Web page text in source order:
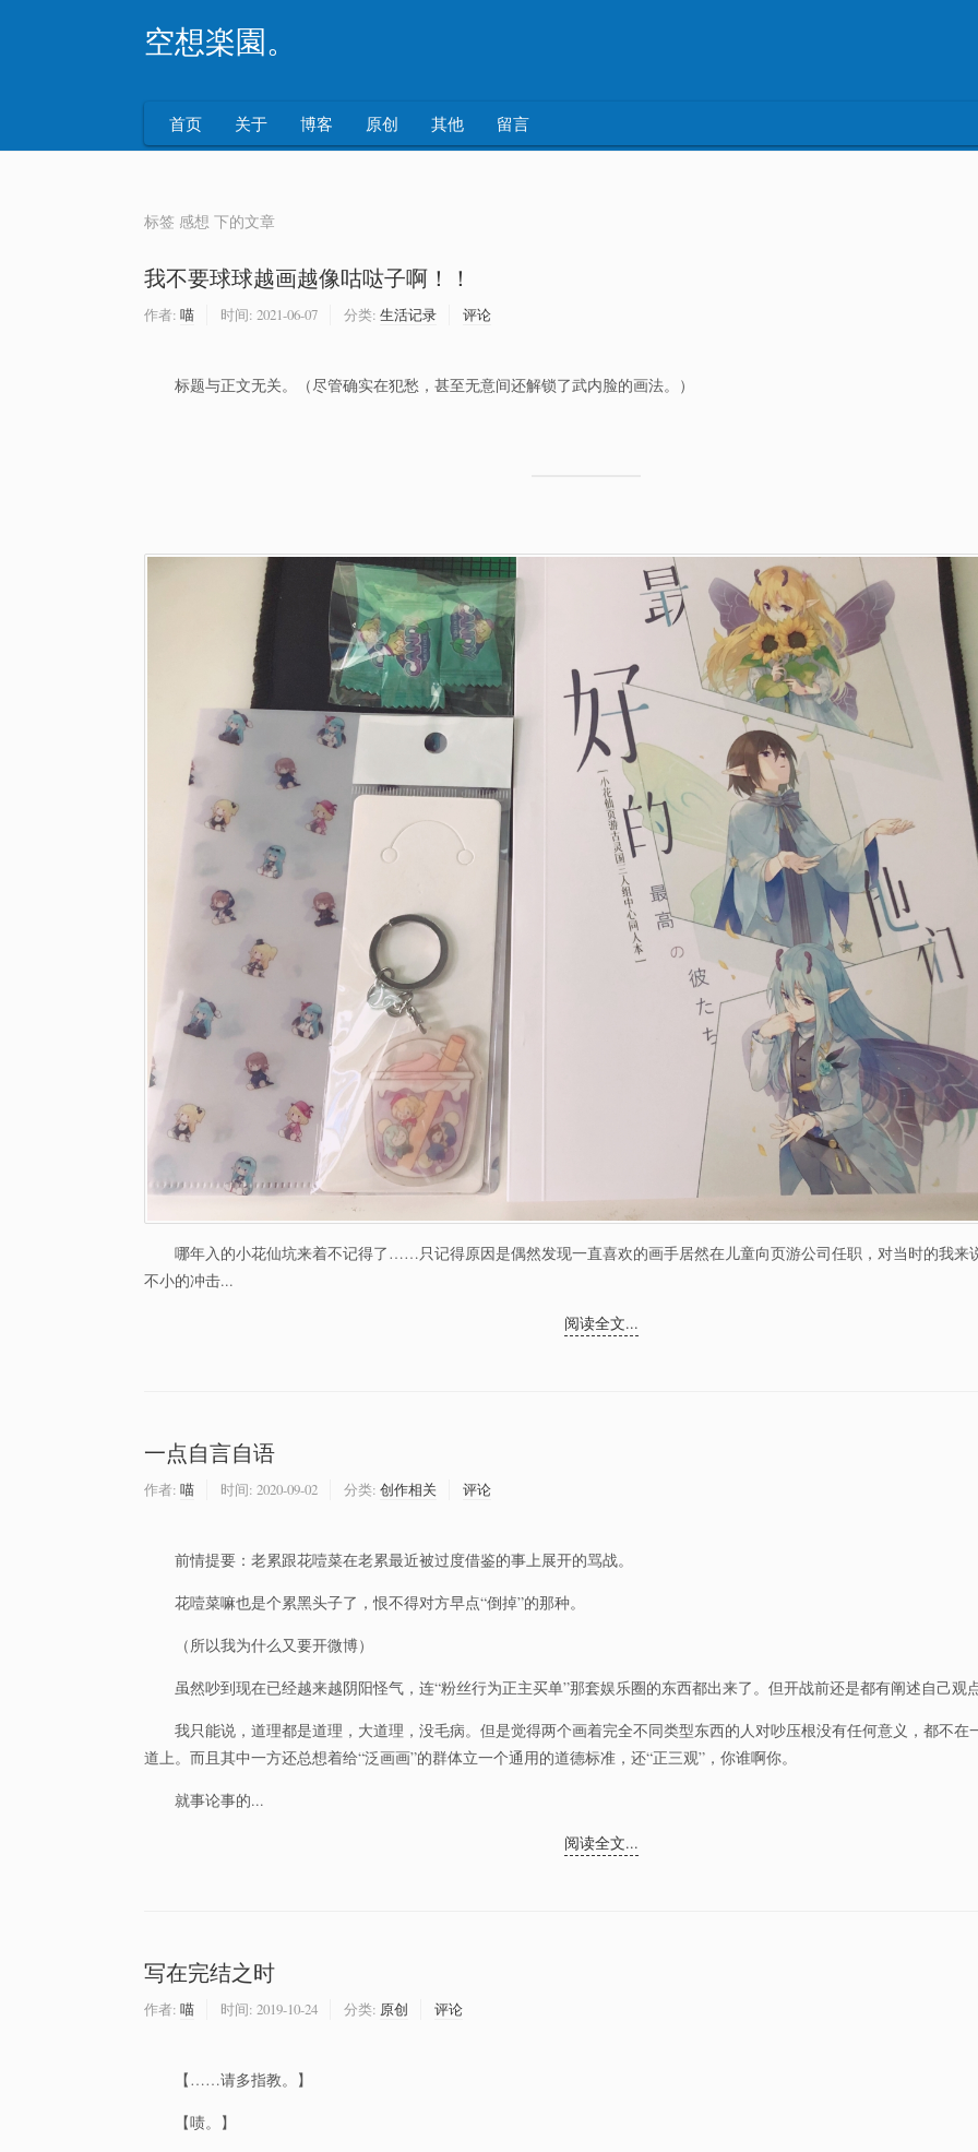
空想楽園。
首页 关于 博客 原创 其他 留言
标签 感想 下的文章
我不要球球越画越像咕哒子啊！！
作者: 喵 时间: 2021-06-07 分类: 生活记录 评论
标题与正文无关。（尽管确实在犯愁，甚至无意间还解锁了武内脸的画法。）
哪年入的小花仙坑来着不记得了……只记得原因是偶然发现一直喜欢的画手居然在儿童向页游公司任职，对当时的我来
不小的冲击...
阅读全文...
一点自言自语
作者: 喵 时间: 2020-09-02 分类: 创作相关 评论
前情提要：老累跟花噎菜在老累最近被过度借鉴的事上展开的骂战。
花噎菜嘛也是个累黑头子了，恨不得对方早点“倒掉”的那种。
（所以我为什么又要开微博）
虽然吵到现在已经越来越阴阳怪气，连“粉丝行为正主买单”那套娱乐圈的东西都出来了。但开战前还是都有阐述自己观
我只能说，道理都是道理，大道理，没毛病。但是觉得两个画着完全不同类型东西的人对吵压根没有任何意义，都不在
道上。而且其中一方还总想着给“泛画画”的群体立一个通用的道德标准，还“正三观”，你谁啊你。
就事论事的...
阅读全文...
写在完结之时
作者: 喵 时间: 2019-10-24 分类: 原创 评论
【……请多指教。】
【啧。】